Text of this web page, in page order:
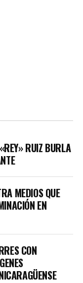
RUIZ BURLA
MEDIOS QUE
EN
CON